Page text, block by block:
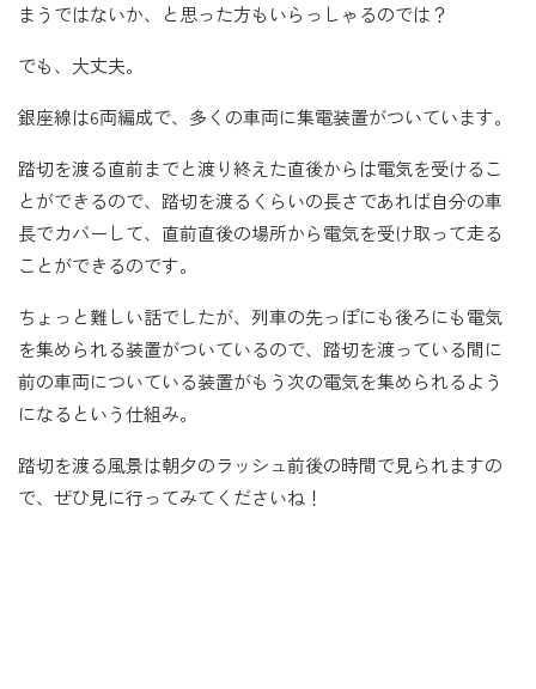
まうではないか、と思った方もいらっしゃるのでは？
でも、大丈夫。
銀座線は6両編成で、多くの車両に集電装置がついています。
踏切を渡る直前までと渡り終えた直後からは電気を受けるこ
とができるので、踏切を渡るくらいの長さであれば自分の車
長でカバーして、直前直後の場所から電気を受け取って走る
ことができるのです。
ちょっと難しい話でしたが、列車の先っぽにも後ろにも電気
を集められる装置がついているので、踏切を渡っている間に
前の車両についている装置がもう次の電気を集められるよう
になるという仕組み。
踏切を渡る風景は朝夕のラッシュ前後の時間で見られますの
で、ぜひ見に行ってみてくださいね！